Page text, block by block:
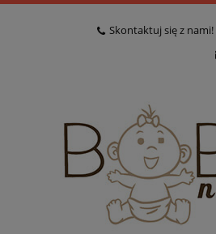
Skontaktuj się z nami!